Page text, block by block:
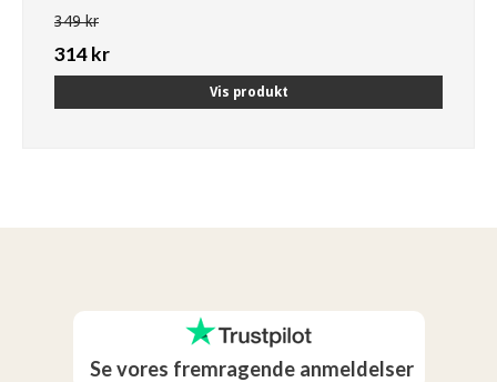
349 kr
314 kr
Vis produkt
Se vores fremragende anmeldelser